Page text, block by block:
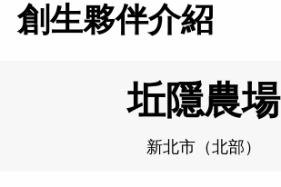
創生夥伴介紹
坵隱農場
新北市（北部）